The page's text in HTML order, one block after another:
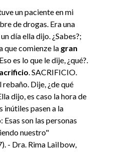
un paciente en mi
de drogas. Era una
día ella dijo. ¿Sabes?;
que comienze la gran
es lo que le dije, ¿qué?.
. SACRIFICIO.
Dije, ¿de qué
dijo, es caso la hora de
inútiles pasen a la
son las personas
nuestro"
- Dra. Rima LaiIbow,